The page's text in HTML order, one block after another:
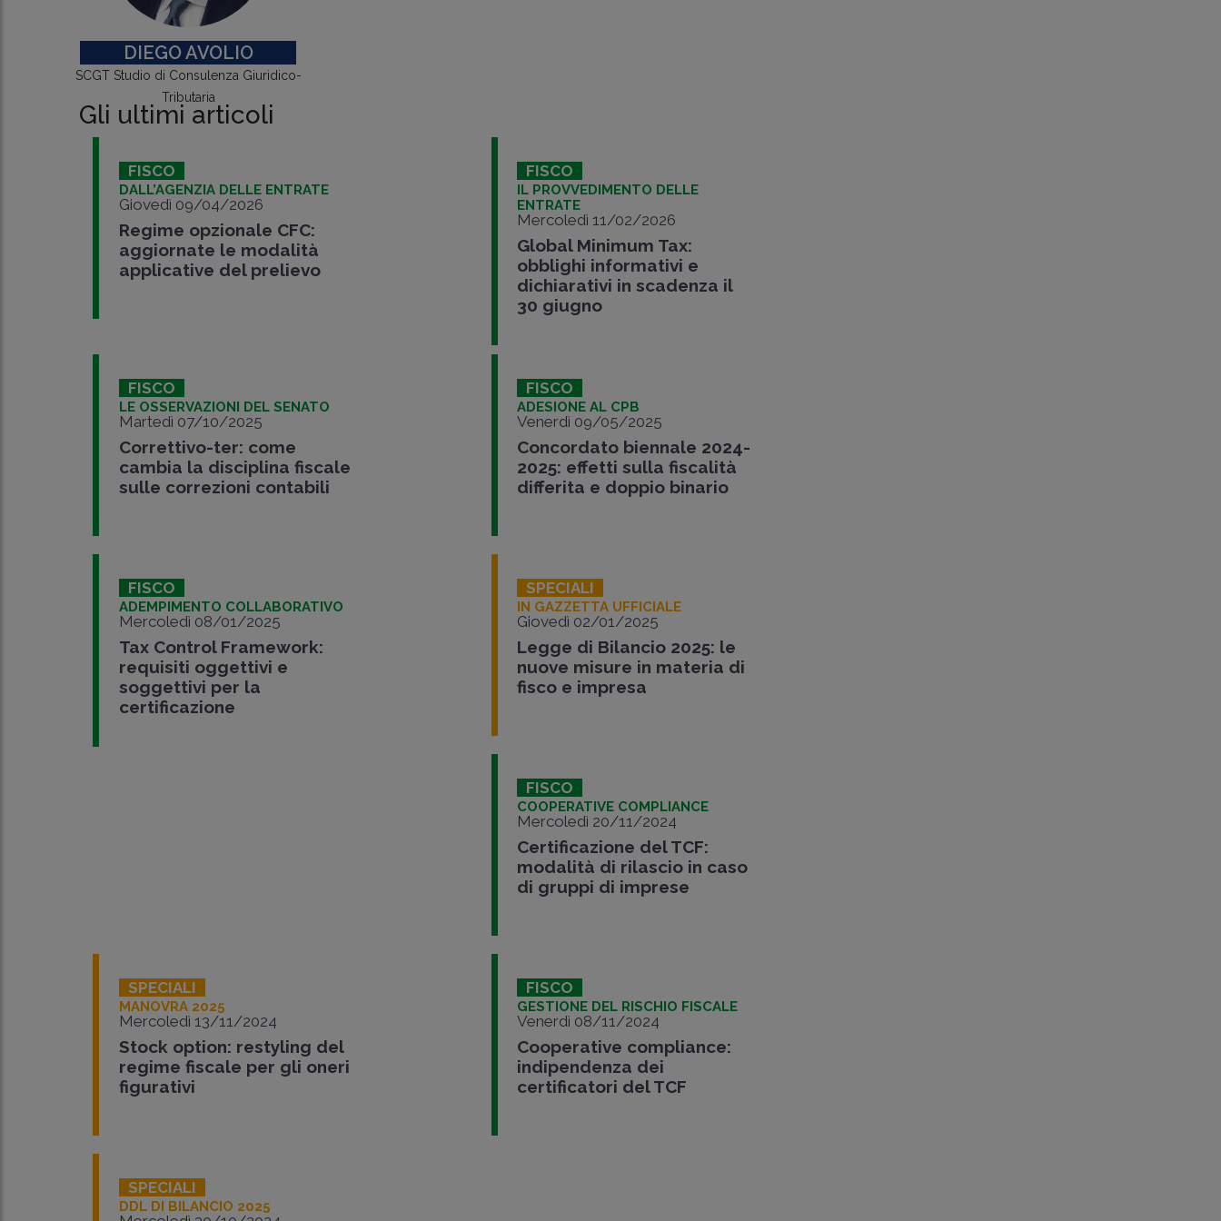
DIEGO AVOLIO
SCGT Studio di Consulenza Giuridico-
Tributaria
Gli ultimi articoli
FISCO
DALL’AGENZIA DELLE ENTRATE
Giovedì 09/04/2026
Regime opzionale CFC:
aggiornate le modalità
applicative del prelievo
FISCO
IL PROVVEDIMENTO DELLE
ENTRATE
Mercoledì 11/02/2026
Global Minimum Tax:
obblighi informativi e
dichiarativi in scadenza il
30 giugno
FISCO
LE OSSERVAZIONI DEL SENATO
Martedì 07/10/2025
Correttivo-ter: come
cambia la disciplina fiscale
sulle correzioni contabili
FISCO
ADESIONE AL CPB
Venerdì 09/05/2025
Concordato biennale 2024-
2025: effetti sulla fiscalità
differita e doppio binario
FISCO
ADEMPIMENTO COLLABORATIVO
Mercoledì 08/01/2025
Tax Control Framework:
requisiti oggettivi e
soggettivi per la
certificazione
SPECIALI
IN GAZZETTA UFFICIALE
Giovedì 02/01/2025
Legge di Bilancio 2025: le
nuove misure in materia di
fisco e impresa
FISCO
COOPERATIVE COMPLIANCE
Mercoledì 20/11/2024
Certificazione del TCF:
modalità di rilascio in caso
di gruppi di imprese
SPECIALI
MANOVRA 2025
Mercoledì 13/11/2024
Stock option: restyling del
regime fiscale per gli oneri
figurativi
FISCO
GESTIONE DEL RISCHIO FISCALE
Venerdì 08/11/2024
Cooperative compliance:
indipendenza dei
certificatori del TCF
SPECIALI
DDL DI BILANCIO 2025